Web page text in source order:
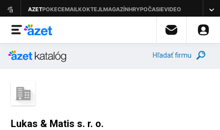
Hľadať firmu
Lukas & Matis s. r. o.